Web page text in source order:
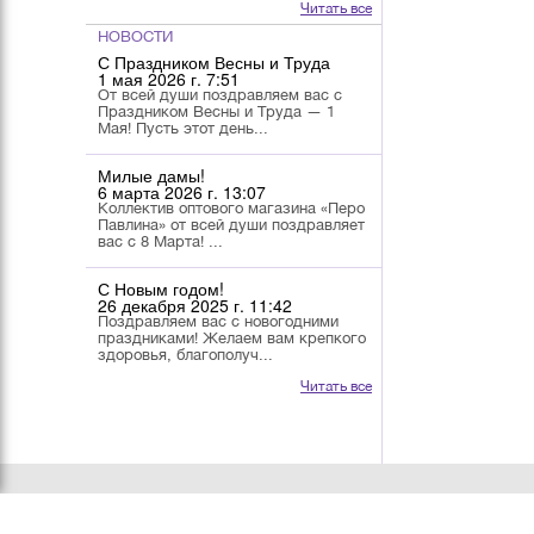
Читать все
НОВОСТИ
С Праздником Весны и Труда
1 мая 2026 г. 7:51
От всей души поздравляем вас с
Праздником Весны и Труда — 1
Мая! Пусть этот день...
Милые дамы!
6 марта 2026 г. 13:07
Коллектив оптового магазина «Перо
Павлина» от всей души поздравляет
вас с 8 Марта! ...
С Новым годом!
26 декабря 2025 г. 11:42
Поздравляем вас с новогодними
праздниками! Желаем вам крепкого
здоровья, благополуч...
Читать все